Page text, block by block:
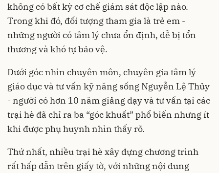
không có bất kỳ cơ chế giám sát độc lập nào.
Trong khi đó, đối tượng tham gia là trẻ em -
những người có tâm lý chưa ổn định, dễ bị tổn
thương và khó tự bảo vệ.
Dưới góc nhìn chuyên môn, chuyên gia tâm lý
giáo dục và tư vấn kỹ năng sống Nguyễn Lệ Thủy
- người có hơn 10 năm giảng dạy và tư vấn tại các
trại hè đã chỉ ra ba “góc khuất” phổ biến nhưng ít
khi được phụ huynh nhìn thấy rõ.
Thứ nhất, nhiều trại hè xây dựng chương trình
rất hấp dẫn trên giấy tờ, với những nội dung